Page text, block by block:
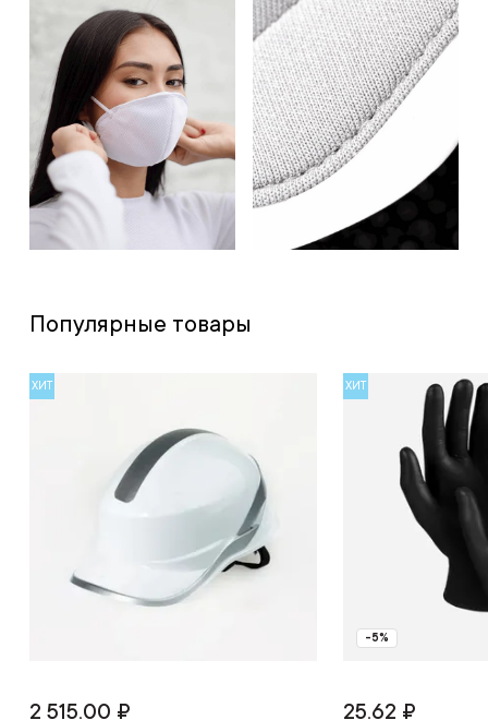
Популярные товары
ХИТ
2 515.00 ₽
ХИТ
-5%
25.62 ₽